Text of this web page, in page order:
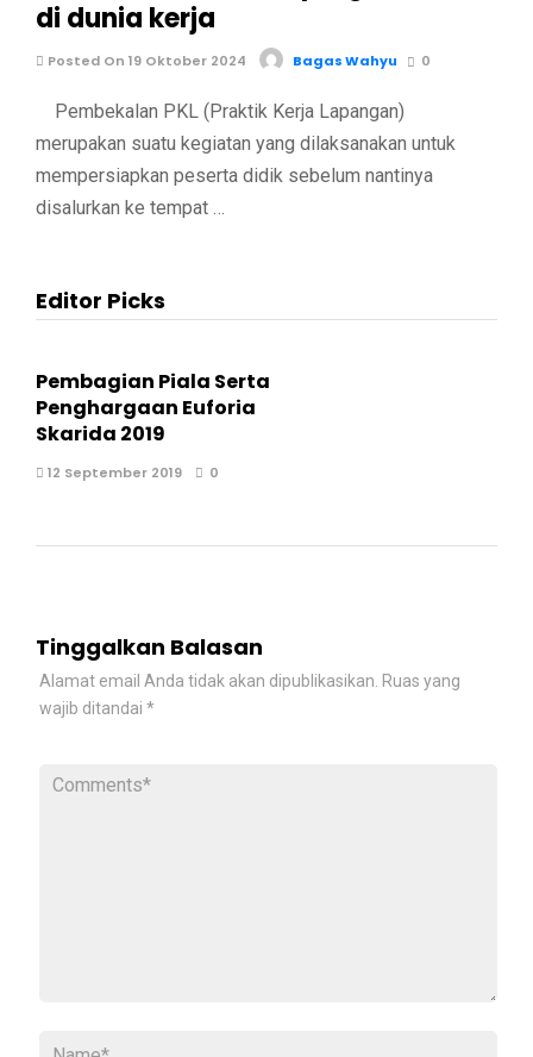
di dunia kerja
Posted On 19 Oktober 2024 Bagas Wahyu 0
Pembekalan PKL (Praktik Kerja Lapangan)
merupakan suatu kegiatan yang dilaksanakan untuk
mempersiapkan peserta didik sebelum nantinya
disalurkan ke tempat …
Editor Picks
Pembagian Piala Serta
Penghargaan Euforia
Skarida 2019
12 September 2019 0
Tinggalkan Balasan
Alamat email Anda tidak akan dipublikasikan. Ruas yang
wajib ditandai *